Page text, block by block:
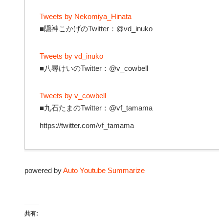
Tweets by Nekomiya_Hinata
■隠神こかげのTwitter：@vd_inuko
Tweets by vd_inuko
■八尋けいのTwitter：@v_cowbell
Tweets by v_cowbell
■九石たまのTwitter：@vf_tamama
https://twitter.com/vf_tamama
powered byAuto Youtube Summarize
共有: